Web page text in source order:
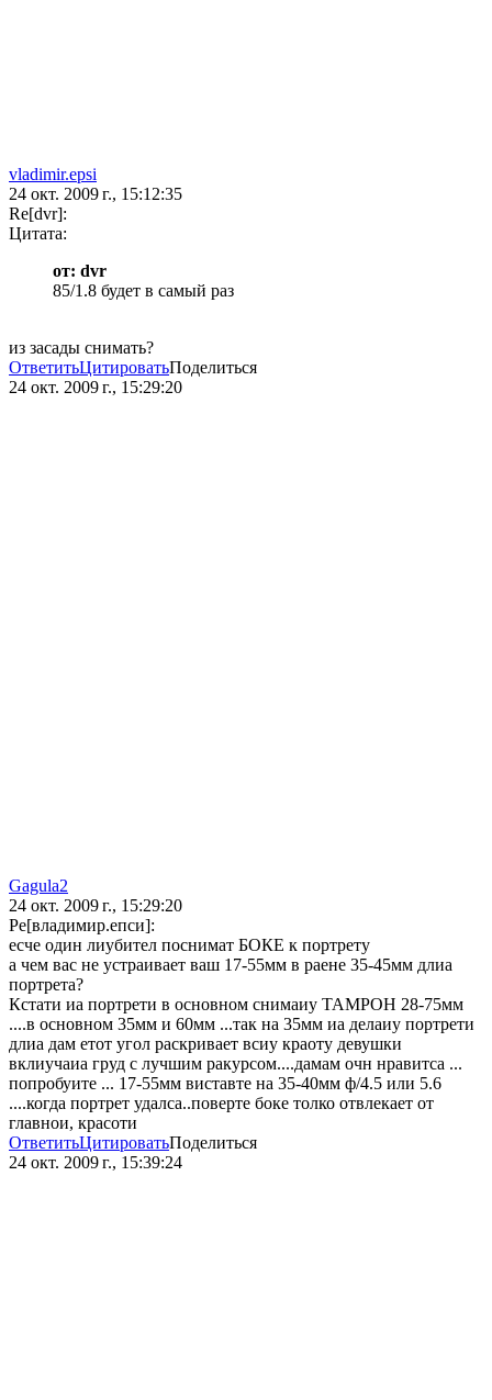
vladimir.epsi
24 окт. 2009 г., 15:12:35
Re[dvr]:
Цитата:
от: dvr
85/1.8 будет в самый раз
из засады снимать?
ОтветитьЦитироватьПоделиться
24 окт. 2009 г., 15:29:20
Gagula2
24 окт. 2009 г., 15:29:20
Ре[владимир.епси]:
есче один лиубител поснимат БОКЕ к портрету
а чем вас не устраивает ваш 17-55мм в раене 35-45мм длиа
портрета?
Кстати иа портрети в основном снимаиу ТАМРОН 28-75мм
....в основном 35мм и 60мм ...так на 35мм иа делаиу портрети
длиа дам етот угол раскривает всиу краоту девушки
вклиучаиа груд с лучшим ракурсом....дамам очн нравитса ...
попробуите ... 17-55мм виставте на 35-40мм ф/4.5 или 5.6
....когда портрет удалса..поверте боке толко отвлекает от
главнои, красоти
ОтветитьЦитироватьПоделиться
24 окт. 2009 г., 15:39:24